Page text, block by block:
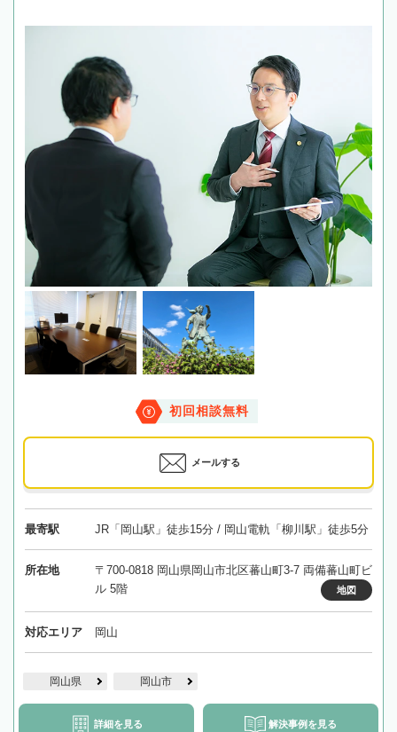
初回相談無料
メールする
最寄駅 JR「岡山駅」徒歩15分 / 岡山電軌「柳川駅」徒歩5分
所在地
〒700-0818 岡山県岡山市北区蕃山町3-7 両備蕃山町ビ
ル 5階
地図
対応エリア 岡山
岡山県 岡山市
詳細を見る 解決事例を見る